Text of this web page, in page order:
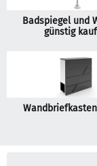
Badspiegel und
günstig